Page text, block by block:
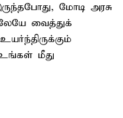
மோடி அரசு
வைத்துக்
மீது